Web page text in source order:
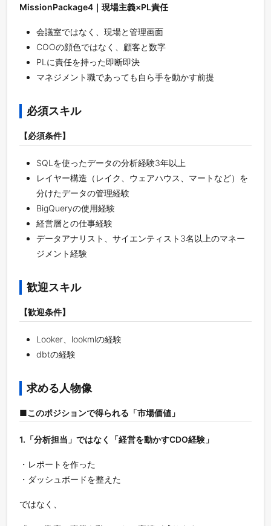
MissionPackage4｜現場主義×PL責任
会議室ではなく、現場と管理画面
COOの顔色ではなく、顧客と数字
PLに責任を持った即断即決
マネジメント職であっても自ら手を動かす前提
必須スキル
【必須条件】
SQLを使ったデータの分析経験3年以上
レイヤー構造（レイク、ウェアハウス、マートなど）を
分けたデータの管理経験
BigQueryの使用経験
経営層との仕事経験
データアナリスト、サイエンティスト3名以上のマネー
ジメント経験
歓迎スキル
【歓迎条件】
Looker、lookmlの経験
dbtの経験
求める人物像
■このポジションで得られる「市場価値」
1.「分析担当」ではなく「経営を動かすCDO経験」
・レポートを作った
・ダッシュボードを整えた
ではなく、